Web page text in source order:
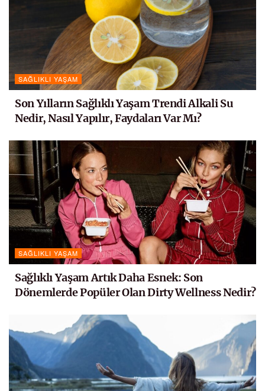
SAĞLIKLI YAŞAM
Son Yılların Sağlıklı Yaşam Trendi Alkali Su
Nedir, Nasıl Yapılır, Faydaları Var Mı?
SAĞLIKLI YAŞAM
Sağlıklı Yaşam Artık Daha Esnek: Son
Dönemlerde Popüler Olan Dirty Wellness Nedir?